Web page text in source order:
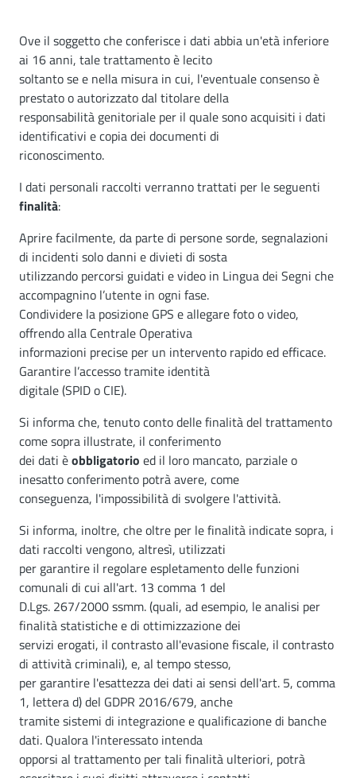
Ove il soggetto che conferisce i dati abbia un'età inferiore
ai 16 anni, tale trattamento è lecito
soltanto se e nella misura in cui, l'eventuale consenso è
prestato o autorizzato dal titolare della
responsabilità genitoriale per il quale sono acquisiti i dati
identificativi e copia dei documenti di
riconoscimento.
I dati personali raccolti verranno trattati per le seguenti
finalità:
Aprire facilmente, da parte di persone sorde, segnalazioni
di incidenti solo danni e divieti di sosta
utilizzando percorsi guidati e video in Lingua dei Segni che
accompagnino l’utente in ogni fase.
Condividere la posizione GPS e allegare foto o video,
offrendo alla Centrale Operativa
informazioni precise per un intervento rapido ed efficace.
Garantire l’accesso tramite identità
digitale (SPID o CIE).
Si informa che, tenuto conto delle finalità del trattamento
come sopra illustrate, il conferimento
dei dati èobbligatorio ed il loro mancato, parziale o
inesatto conferimento potrà avere, come
conseguenza, l'impossibilità di svolgere l'attività.
Si informa, inoltre, che oltre per le finalità indicate sopra, i
dati raccolti vengono, altresì, utilizzati
per garantire il regolare espletamento delle funzioni
comunali di cui all'art. 13 comma 1 del
D.Lgs. 267/2000 ssmm. (quali, ad esempio, le analisi per
finalità statistiche e di ottimizzazione dei
servizi erogati, il contrasto all'evasione fiscale, il contrasto
di attività criminali), e, al tempo stesso,
per garantire l'esattezza dei dati ai sensi dell'art. 5, comma
1, lettera d) del GDPR 2016/679, anche
tramite sistemi di integrazione e qualificazione di banche
dati. Qualora l'interessato intenda
opporsi al trattamento per tali finalità ulteriori, potrà